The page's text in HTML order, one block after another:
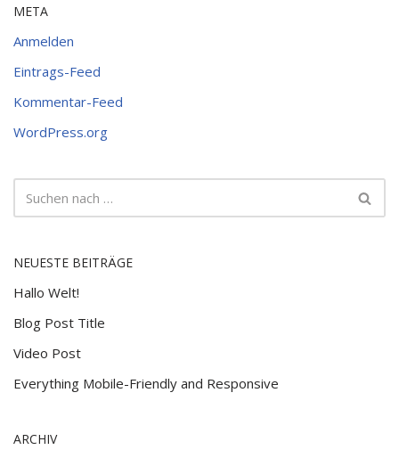
META
Anmelden
Eintrags-Feed
Kommentar-Feed
WordPress.org
NEUESTE BEITRÄGE
Hallo Welt!
Blog Post Title
Video Post
Everything Mobile-Friendly and Responsive
ARCHIV